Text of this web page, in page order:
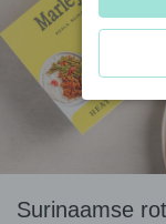
Surinaamse